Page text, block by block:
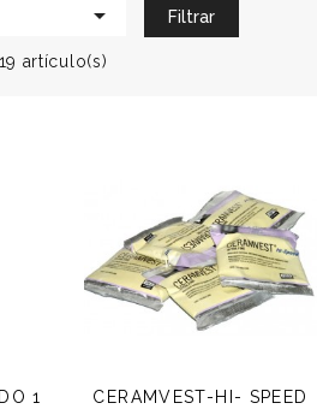
 Filtrar
artículo(s)
1
CERAMVEST-HI- SPEED